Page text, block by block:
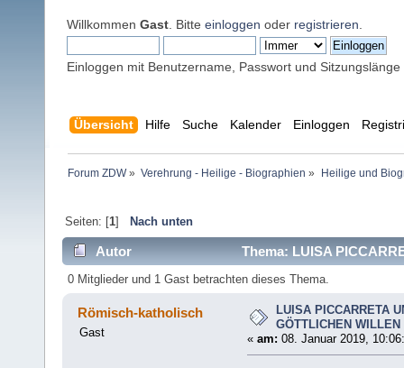
Willkommen Gast . Bitte einloggen oder registrieren
Einloggen mit Benutzername, Passwort und Sitzungslänge
Übersicht Hilfe Suche Kalender Einloggen
Forum ZDW» Verehrung - Heilige - Biographien » Heilige und
Seiten: [1] Nach unten
Autor
Thema: LUISA
6444 mal)
0 Mitglieder und 1 Gast betrachten dieses Thema.
Römisch-katholisch
Gast
LUISA PICCARRETA
GÖTTLICHEN WILLEN
« am: 08. Januar 2019,